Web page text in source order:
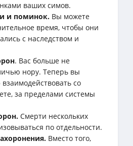
ваших симов.
и поминок. Вы можете
время, чтобы они
с наследством и
. Вас больше не
нору. Теперь вы
со
за пределами системы
Смерти нескольких
по отдельности.
Вместо того,